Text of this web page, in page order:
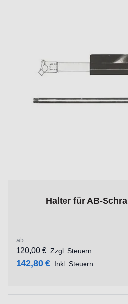
Halter für AB-
ab
142,80 € Inkl. Steuern
120,00 € Zzgl. Steuern